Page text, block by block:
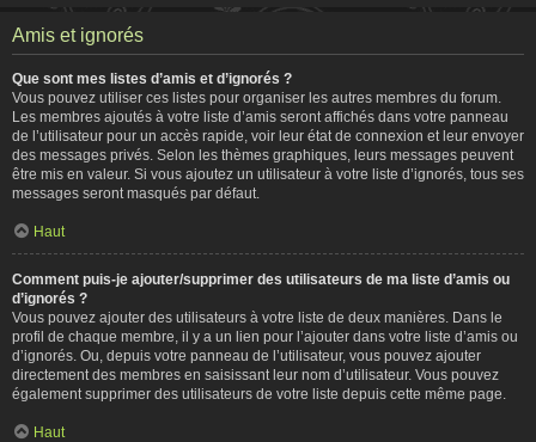
Amis et ignorés
Que sont mes listes d’amis et d’ignorés ?
Vous pouvez utiliser ces listes pour organiser les autres membres du forum.
Les membres ajoutés à votre liste d’amis seront affichés dans votre panneau
de l’utilisateur pour un accès rapide, voir leur état de connexion et leur envoyer
des messages privés. Selon les thèmes graphiques, leurs messages peuvent
être mis en valeur. Si vous ajoutez un utilisateur à votre liste d’ignorés, tous ses
messages seront masqués par défaut.
Haut
Comment puis-je ajouter/supprimer des utilisateurs de ma liste d’amis ou
d’ignorés ?
Vous pouvez ajouter des utilisateurs à votre liste de deux manières. Dans le
profil de chaque membre, il y a un lien pour l’ajouter dans votre liste d’amis ou
d’ignorés. Ou, depuis votre panneau de l’utilisateur, vous pouvez ajouter
directement des membres en saisissant leur nom d’utilisateur. Vous pouvez
également supprimer des utilisateurs de votre liste depuis cette même page.
Haut